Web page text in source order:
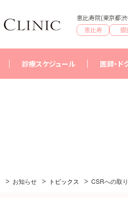
恵比寿院(東京都渋
恵比寿
銀
診療スケジュール 医師・ド
お知らせ トピックス CSRへの取